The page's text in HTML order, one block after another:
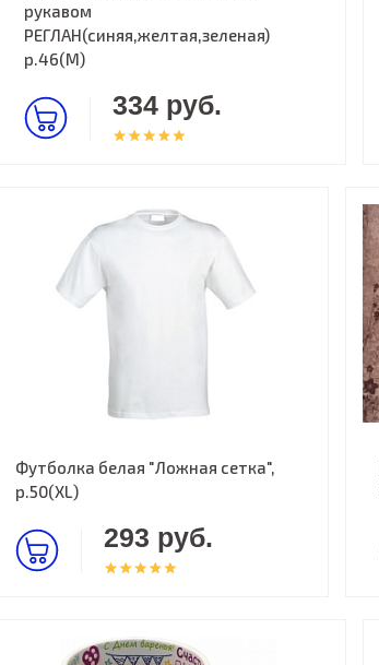
рукавом
РЕГЛАН(синяя,желтая,зеленая)
р.46(M)
334 руб.
Футболка белая "Ложная сетка",
р.50(XL)
293 руб.